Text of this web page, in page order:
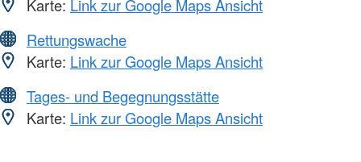
Karte: Link zur Google Maps Ansicht
Rettungswache
Karte: Link zur Google Maps Ansicht
Tages- und Begegnungsstätte
Karte: Link zur Google Maps Ansicht